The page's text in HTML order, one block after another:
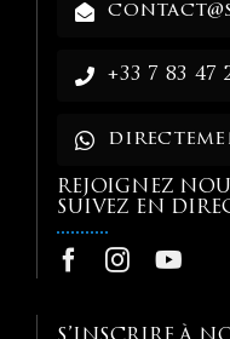
+33 7 83 47
REJOIGNEZ
SUIVEZ EN